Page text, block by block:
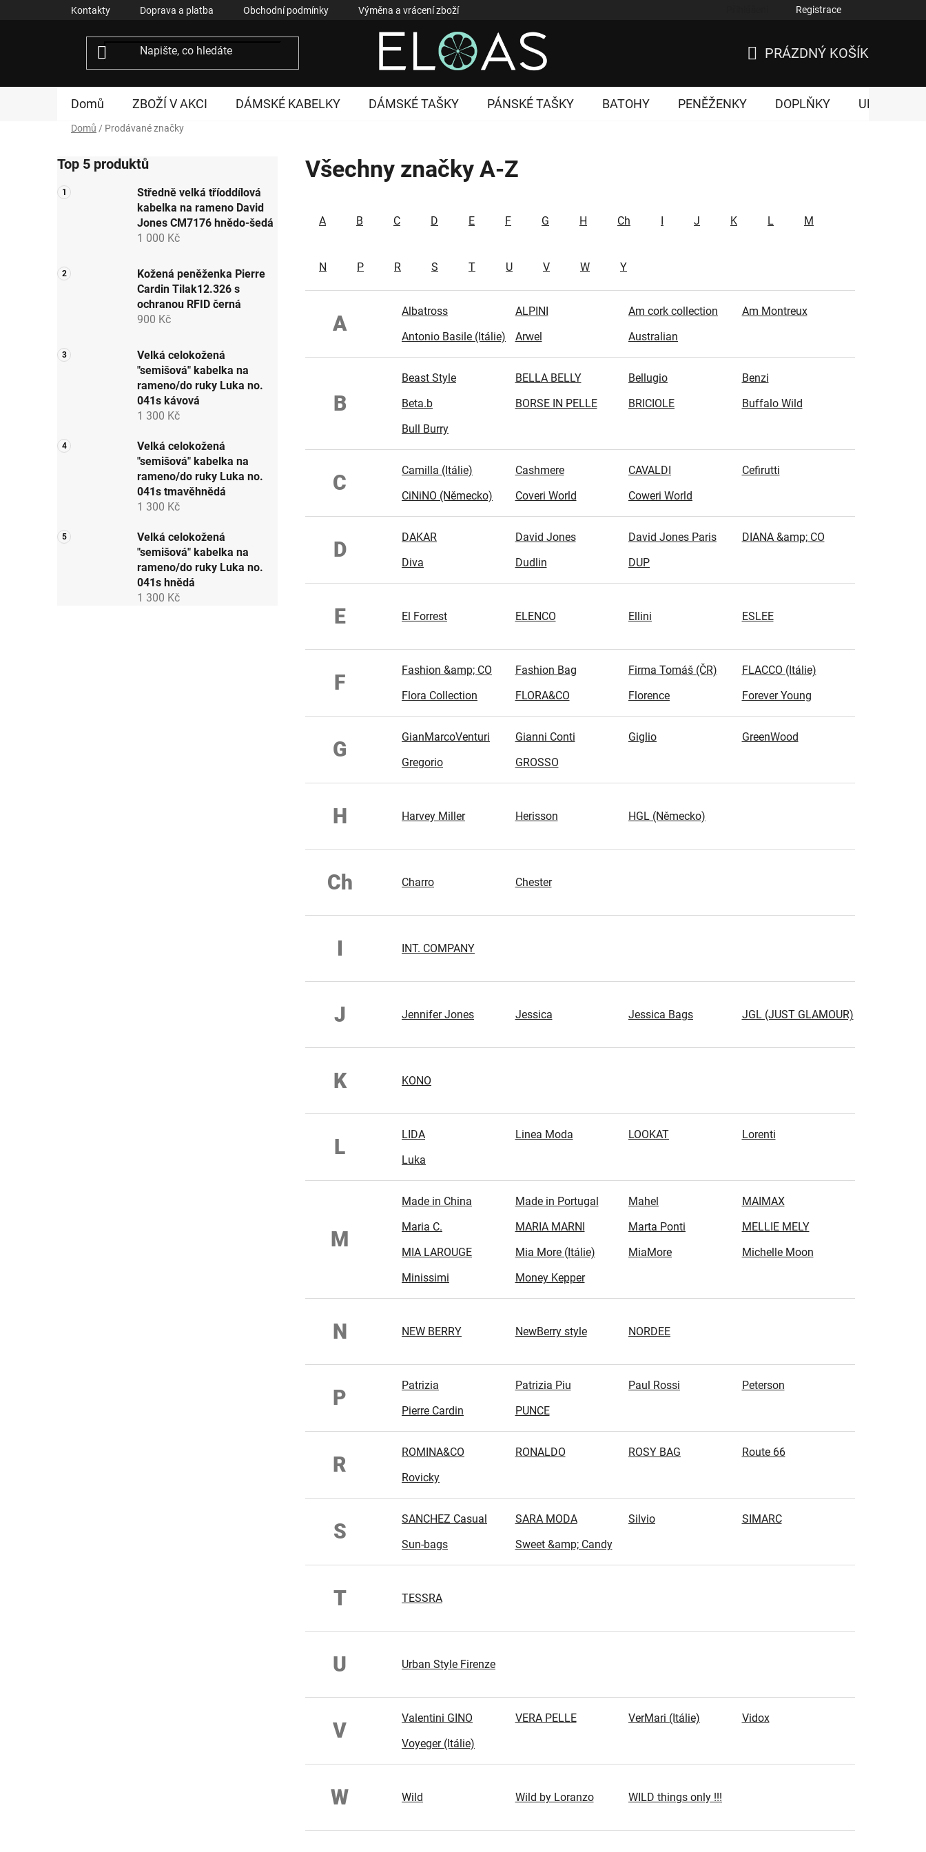
Kontakty Doprava a platba Obchodní podmínky Výměna a vrácení zboží Registrace
KOŠÍK
PRÁZDNÝ KOŠÍK
Domů ZBOŽÍ V AKCI DÁMSKÉ KABELKY DÁMSKÉ TAŠKY PÁNSKÉ TAŠKY BATOHY PENĚŽENKY DOPLŇKY UNISEX
Domů / Prodávané značky
o
s
t
n
n
e
Top 5 produktů
Středně velká tříoddílová
kabelka na rameno David
Jones CM7176 hnědo-šedá
1 000 Kč
Kožená peněženka Pierre
Cardin Tilak12.326 s
ochranou RFID černá
900 Kč
Velká celokožená
"semišová" kabelka na
rameno/do ruky Luka no.
041s kávová
1 300 Kč
Velká celokožená
"semišová" kabelka na
rameno/do ruky Luka no.
041s tmavěhnědá
1 300 Kč
Velká celokožená
"semišová" kabelka na
rameno/do ruky Luka no.
041s hnědá
1 300 Kč
Všechny značky A-Z
A B C D E F G H Ch I J K L M
N P R S T U V W Y
A
Albatross ALPINI Am cork collection
Am Montreux
Antonio Basile (Itálie)
Arwel Australian
B
Beast Style BELLA BELLY Bellugio
Benzi
Beta.b
BORSE IN PELLE BRICIOLE
Buffalo Wild
Bull Burry
C
Camilla (Itálie) Cashmere CAVALDI
Cefirutti
CiNiNO (Německo)
Coveri World Coweri World
D
DAKAR David Jones David Jones Paris
DIANA &amp; CO
Diva
Dudlin DUP
E El Forrest ELENCO Ellini ESLEE
F
Fashion &amp; CO Fashion Bag Firma Tomáš (ČR)
FLACCO (Itálie)
Flora Collection
FLORA&CO Florence Forever Young
G
GianMarcoVenturi Gianni Conti Giglio
GreenWood
Gregorio
GROSSO
H Harvey Miller Herisson HGL (Německo)
Ch Charro Chester
I INT. COMPANY
J Jennifer Jones Jessica Jessica Bags JGL (JUST GLAMOUR)
K KONO
L
LIDA Linea Moda LOOKAT
Lorenti
Luka
M
Made in China Made in Portugal Mahel
MAIMAX
Maria C.
MARIA MARNI Marta Ponti
MELLIE MELY
MIA LAROUGE
Mia More (Itálie) MiaMore
Michelle Moon
Minissimi
Money Kepper
N NEW BERRY NewBerry style NORDEE
P
Patrizia Patrizia Piu Paul Rossi
Peterson
Pierre Cardin
PUNCE
R
ROMINA&CO RONALDO ROSY BAG
Route 66
Rovicky
S
SANCHEZ Casual SARA MODA Silvio
SIMARC
Sun-bags
Sweet &amp; Candy
T TESSRA
U Urban Style Firenze
V
Valentini GINO VERA PELLE VerMari (Itálie)
Vidox
Voyeger (Itálie)
W Wild Wild by Loranzo WILD things only !!!